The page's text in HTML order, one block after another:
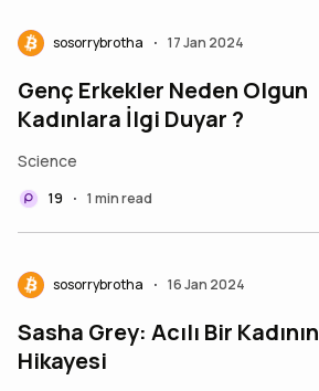
sosorrybrotha • 17 Jan 2024
Genç Erkekler Neden Olgun
Kadınlara İlgi Duyar ?
Science
19 • 1 min read
sosorrybrotha • 16 Jan 2024
Sasha Grey: Acılı Bir Kadının
Hikayesi